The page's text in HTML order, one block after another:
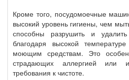
Кроме того, посудомоечные
высокий уровень гигиены, чем
способны разрушить и
благодаря высокой
моющим средствам. Это
страдающих аллергией или
требования к чистоте.